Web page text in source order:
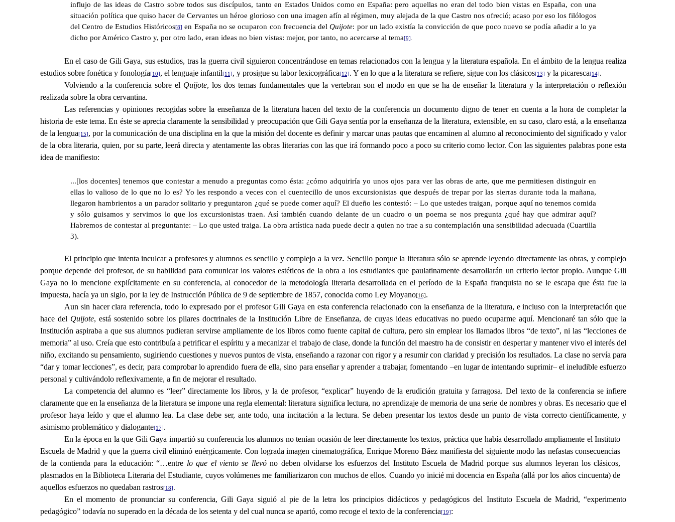
influjo de las ideas de Castro sobre todos sus discípulos, tanto en Estados Unidos como en España: pero aquellas no eran del todo bien vistas en España, con una
situación política que quiso hacer de Cervantes un héroe glorioso con una imagen afín al régimen, muy alejada de la que Castro nos ofreció; acaso por eso los filólogos
del Centro de Estudios Históricos[8] en España no se ocuparon con frecuencia delQuijote: por un lado existía la convicción de que poco nuevo se podía añadir a lo ya
dicho por Américo Castro y, por otro lado, eran ideas no bien vistas: mejor, por tanto, no acercarse al tema[9] .
En el caso de Gili Gaya, sus estudios, tras la guerra civil siguieron concentrándose en temas relacionados con la lengua y la literatura española. En el ámbito de la lengua realiza
estudios sobre fonética y fonología[10] , el lenguaje infantil[11] , y prosigue su labor lexicográfica[12] . Y en lo que a la literatura se refiere, sigue con los clásicos[13] y la picaresca[14] .
Volviendo a la conferencia sobre el Quijote, los dos temas fundamentales que la vertebran son el modo en que se ha de enseñar la literatura y la interpretación o reflexión
realizada sobre la obra cervantina.
Las referencias y opiniones recogidas sobre la enseñanza de la literatura hacen del texto de la conferencia un documento digno de tener en cuenta a la hora de completar la
historia de este tema. En éste se aprecia claramente la sensibilidad y preocupación que Gili Gaya sentía por la enseñanza de la literatura, extensible, en su caso, claro está, a la enseñanza
de la lengua[15] , por la comunicación de una disciplina en la que la misión del docente es definir y marcar unas pautas que encaminen al alumno al reconocimiento del significado y valor
de la obra literaria, quien, por su parte, leerá directa y atentamente las obras literarias con las que irá formando poco a poco su criterio como lector. Con las siguientes palabras pone esta
idea de manifiesto:
...[los docentes] tenemos que contestar a menudo a preguntas como ésta: ¿cómo adquiriría yo unos ojos para ver las obras de arte, que me permitiesen distinguir en
ellas lo valioso de lo que no lo es? Yo les respondo a veces con el cuentecillo de unos excursionistas que después de trepar por las sierras durante toda la mañana,
llegaron hambrientos a un parador solitario y preguntaron ¿qué se puede comer aquí? El dueño les contestó: – Lo que ustedes traigan, porque aquí no tenemos comida
y sólo guisamos y servimos lo que los excursionistas traen. Así también cuando delante de un cuadro o un poema se nos pregunta ¿qué hay que admirar aquí?
Habremos de contestar al preguntante:–Lo que usted traiga. La obra artística nada puede decir a quien no trae a su contemplación una sensibilidad adecuada (Cuartilla
3).
El principio que intenta inculcar a profesores y alumnos es sencillo y complejo a la vez. Sencillo porque la literatura sólo se aprende leyendo directamente las obras, y complejo
porque depende del profesor, de su habilidad para comunicar los valores estéticos de la obra a los estudiantes que paulatinamente desarrollarán un criterio lector propio. Aunque Gili
Gaya no lo mencione explícitamente en su conferencia, al conocedor de la metodología literaria desarrollada en el período de la España franquista no se le escapa que ésta fue la
impuesta, hacía ya un siglo, por la ley de Instrucción Pública de 9 de septiembre de 1857, conocida como Ley Moyano[16] .
Aun sin hacer clara referencia, todo lo expresado por el profesor Gili Gaya en esta conferencia relacionado con la enseñanza de la literatura, e incluso con la interpretación que
hace del Quijote, está sostenido sobre los pilares doctrinales de la Institución Libre de Enseñanza, de cuyas ideas educativas no puedo ocuparme aquí. Mencionaré tan sólo que la
Institución aspiraba a que sus alumnos pudieran servirse ampliamente de los libros como fuente capital de cultura, pero sin emplear los llamados libros “de texto”, ni las “lecciones de
memoria” al uso. Creía que esto contribuía a petrificar el espíritu y a mecanizar el trabajo de clase, donde la función del maestro ha de consistir en despertar y mantener vivo el interés del
niño, excitando su pensamiento, sugiriendo cuestiones y nuevos puntos de vista, enseñando a razonar con rigor y a resumir con claridad y precisión los resultados. La clase no servía para
“dar y tomar lecciones”, es decir, para comprobar lo aprendido fuera de ella, sino para enseñar y aprender a trabajar, fomentando –en lugar de intentando suprimir– el ineludible esfuerzo
personal y cultivándolo reflexivamente, a fin de mejorar el resultado.
La competencia del alumno es “leer” directamente los libros, y la de profesor, “explicar” huyendo de la erudición gratuita y farragosa. Del texto de la conferencia se infiere
claramente que en la enseñanza de la literatura se impone una regla elemental: literatura significa lectura, no aprendizaje de memoria de una serie de nombres y obras. Es necesario que el
profesor haya leído y que el alumno lea. La clase debe ser, ante todo, una incitación a la lectura. Se deben presentar los textos desde un punto de vista correcto científicamente, y
asimismo problemático y dialogante[17] .
En la época en la que Gili Gaya impartió su conferencia los alumnos no tenían ocasión de leer directamente los textos, práctica que había desarrollado ampliamente el Instituto
Escuela de Madrid y que la guerra civil eliminó enérgicamente. Con lograda imagen cinematográfica, Enrique Moreno Báez manifiesta del siguiente modo las nefastas consecuencias
de la contienda para la educación: “…entre lo que el viento se llevóno deben olvidarse los esfuerzos del Instituto Escuela de Madrid porque sus alumnos leyeran los clásicos,
plasmados en la Biblioteca Literaria del Estudiante, cuyos volúmenes me familiarizaron con muchos de ellos. Cuando yo inicié mi docencia en España (allá por los años cincuenta) de
aquellos esfuerzos no quedaban rastros[18] .
En el momento de pronunciar su conferencia, Gili Gaya siguió al pie de la letra los principios didácticos y pedagógicos del Instituto Escuela de Madrid, “experimento
pedagógico” todavía no superado en la década de los setenta y del cual nunca se apartó, como recoge el texto de la conferencia[19] :